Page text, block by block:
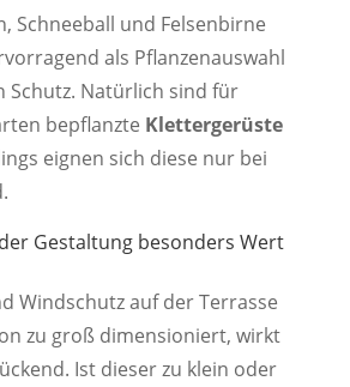
Schneeball und Felsenbirne
als Pflanzenauswahl
Schutz. Natürlich sind für
bepflanzte Klettergerüste
eignen sich diese nur bei
Gestaltung besonders Wert
Windschutz auf der Terrasse
zu groß dimensioniert, wirkt
Ist dieser zu klein oder